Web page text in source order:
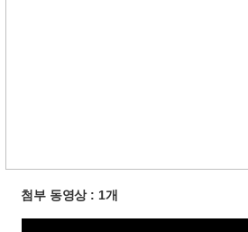
첨부 동영상 : 1개